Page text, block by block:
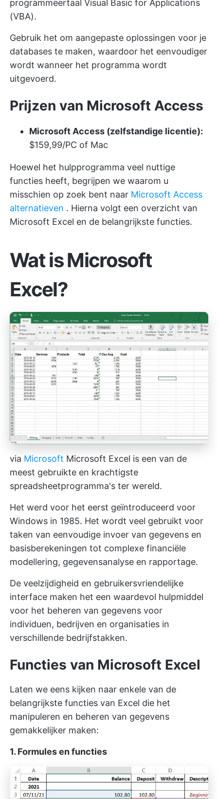
programmeertaal Visual Basic for Applications
(VBA).
Gebruik het om aangepaste oplossingen voor je
databases te maken, waardoor het eenvoudiger
wordt wanneer het programma wordt
uitgevoerd.
Prijzen van Microsoft Access
Microsoft Access (zelfstandige licentie):
$159,99/PC of Mac
Hoewel het hulpprogramma veel nuttige
functies heeft, begrijpen we waarom u
misschien op zoek bent naar Microsoft Access
alternatieven . Hierna volgt een overzicht van
Microsoft Excel en de belangrijkste functies.
Wat is Microsoft
Excel?
via Microsoft Microsoft Excel is een van de
meest gebruikte en krachtigste
spreadsheetprogramma's ter wereld.
Het werd voor het eerst geïntroduceerd voor
Windows in 1985. Het wordt veel gebruikt voor
taken van eenvoudige invoer van gegevens en
basisberekeningen tot complexe financiële
modellering, gegevensanalyse en rapportage.
De veelzijdigheid en gebruikersvriendelijke
interface maken het een waardevol hulpmiddel
voor het beheren van gegevens voor
individuen, bedrijven en organisaties in
verschillende bedrijfstakken.
Functies van Microsoft Excel
Laten we eens kijken naar enkele van de
belangrijkste functies van Excel die het
manipuleren en beheren van gegevens
gemakkelijker maken:
1. Formules en functies